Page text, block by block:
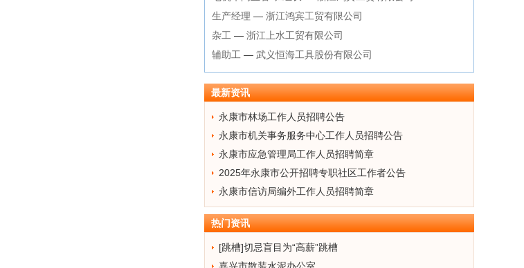
生产经理 — 浙江鸿宾工贸有限公司
杂工 — 浙江上水工贸有限公司
辅助工 — 武义恒海工具股份有限公司
最新资讯
永康市林场工作人员招聘公告
永康市机关事务服务中心工作人员招聘公告
永康市应急管理局工作人员招聘简章
2025年永康市公开招聘专职社区工作者公告
永康市信访局编外工作人员招聘简章
热门资讯
[跳槽]切忌盲目为“高薪”跳槽